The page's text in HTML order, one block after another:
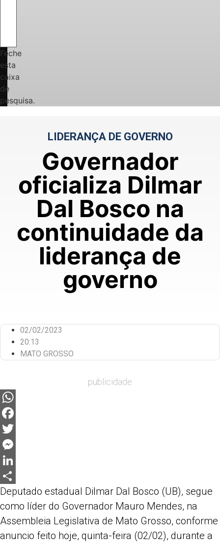
Feche
esta
caixa
de
pesquisa.
LIDERANÇA DE GOVERNO
Governador
oficializa Dilmar
Dal Bosco na
continuidade da
liderança de
governo
02/02/2023
20:13
MATO GROSSO
publicidade
WhatsApp
Facebook
Twitter
Messenger
LinkedIn
Share
Deputado estadual Dilmar Dal Bosco (UB), segue
como líder do Governador Mauro Mendes, na
Assembleia Legislativa de Mato Grosso, conforme
anuncio feito hoje, quinta-feira (02/02), durante a